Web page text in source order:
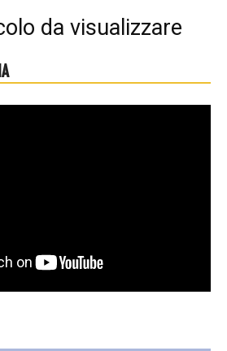
da visualizzare